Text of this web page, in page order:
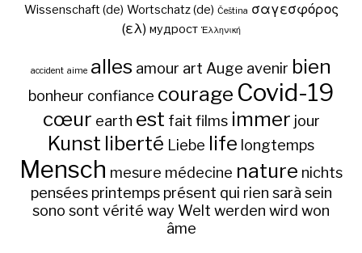
Wissenschaft (de) Wortschatz (de) Čeština σαγεσφόρος
(ελ) мудрост Ἑλληνική
accident aime alles amour art Auge avenir bien
bonheur confiance courage Covid-19
cœur earth est fait films immer jour
Kunst liberté Liebe life longtemps
Mensch mesure médecine nature nichts
pensées printemps présent qui rien sarà sein
sono sont vérité way Welt werden wird won
âme